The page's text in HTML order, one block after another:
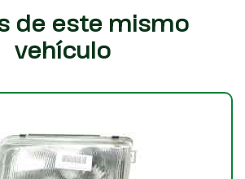
de este mismo
vehículo